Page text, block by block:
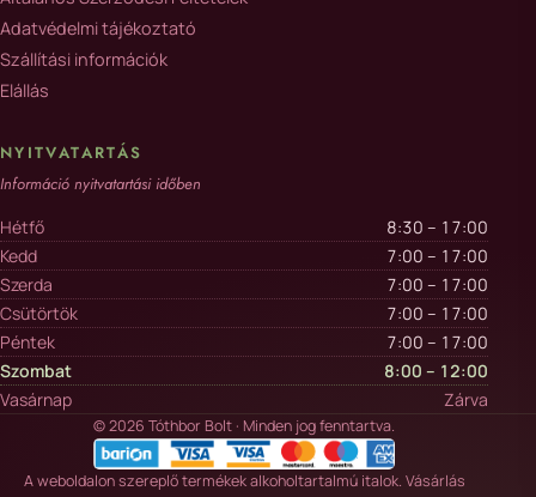
Adatvédelmi tájékoztató
Szállítási információk
Elállás
NYITVATARTÁS
Információ nyitvatartási időben
Hétfő
8:30 – 17:00
Kedd
7:00 – 17:00
Szerda
7:00 – 17:00
Csütörtök
7:00 – 17:00
Péntek
7:00 – 17:00
Szombat
8:00 – 12:00
Vasárnap
Zárva
© 2026 Tóthbor Bolt · Minden jog fenntartva.
A weboldalon szereplő termékek alkoholtartalmú italok. Vásárlás